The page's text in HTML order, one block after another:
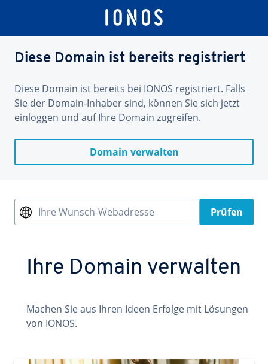
Diese Domain ist bereits registriert
Diese Domain ist bereits bei IONOS registriert. Falls
Sie der Domain-Inhaber sind, können Sie sich jetzt
einloggen und auf Ihre Domain zugreifen.
Domain verwalten
Ihre Wunsch-Webadresse Prüfen
Ihre Domain verwalten
Machen Sie aus Ihren Ideen Erfolge mit Lösungen
von IONOS.